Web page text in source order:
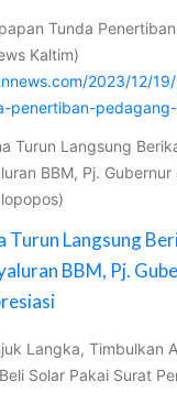
Tunda
Kaltim)
2023/12/
penertiban-
Turun Langsung
BBM, Pj. Gubernur
Turun Langsung
BBM, Pj.
Langka, Timbulkan
Solar Pakai Surat